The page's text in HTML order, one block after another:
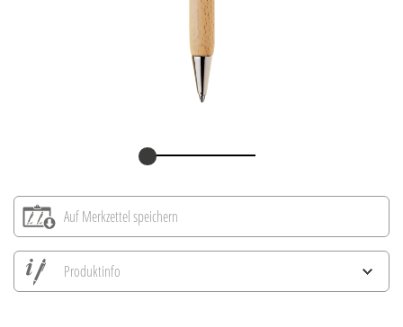
Auf Merkzettel speichern
Produktinfo